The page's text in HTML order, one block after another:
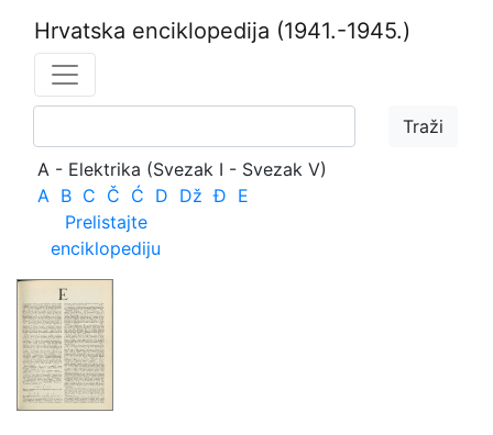
Hrvatska enciklopedija (1941.-1945.)
A - Elektrika (Svezak I - Svezak V)
A B C Č Ć D Dž Đ E
Prelistajte
enciklopediju